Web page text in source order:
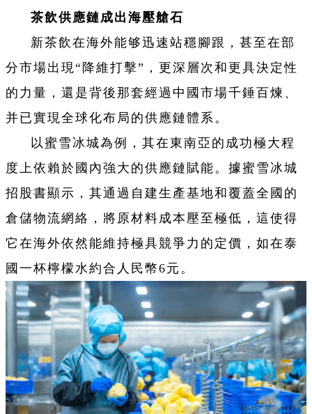
茶飲供應鏈成出海壓艙石
新茶飲在海外能够迅速站穩腳跟，甚至在部
分市場出現“降維打擊”，更深層次和更具決定性
的力量，還是背後那套經過中國市場千錘百煉、
并已實現全球化布局的供應鏈體系。
以蜜雪冰城為例，其在東南亞的成功極大程
度上依賴於國內強大的供應鏈賦能。據蜜雪冰城
招股書顯示，其通過自建生產基地和覆蓋全國的
倉儲物流網絡，將原材料成本壓至極低，這使得
它在海外依然能維持極具競爭力的定價，如在泰
國一杯檸檬水約合人民幣6元。